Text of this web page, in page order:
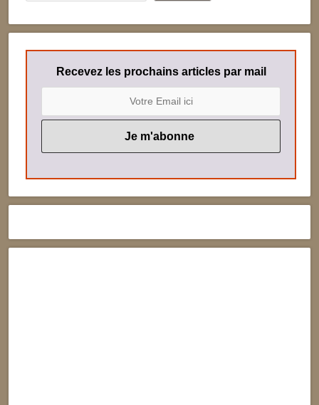
Recevez les prochains articles par mail